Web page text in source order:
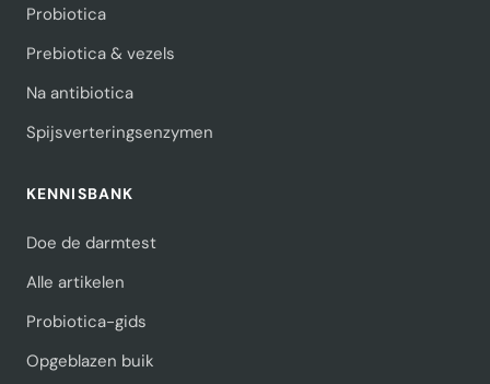
Probiotica
Prebiotica & vezels
Na antibiotica
Spijsverteringsenzymen
KENNISBANK
Doe de darmtest
Alle artikelen
Probiotica-gids
Opgeblazen buik